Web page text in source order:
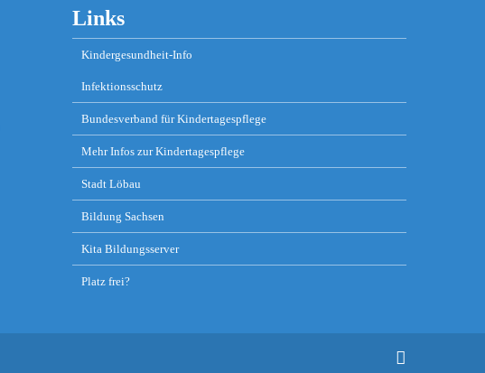
Links
Kindergesundheit-Info
Infektionsschutz
Bundesverband für Kindertagespflege
Mehr Infos zur Kindertagespflege
Stadt Löbau
Bildung Sachsen
Kita Bildungsserver
Platz frei?